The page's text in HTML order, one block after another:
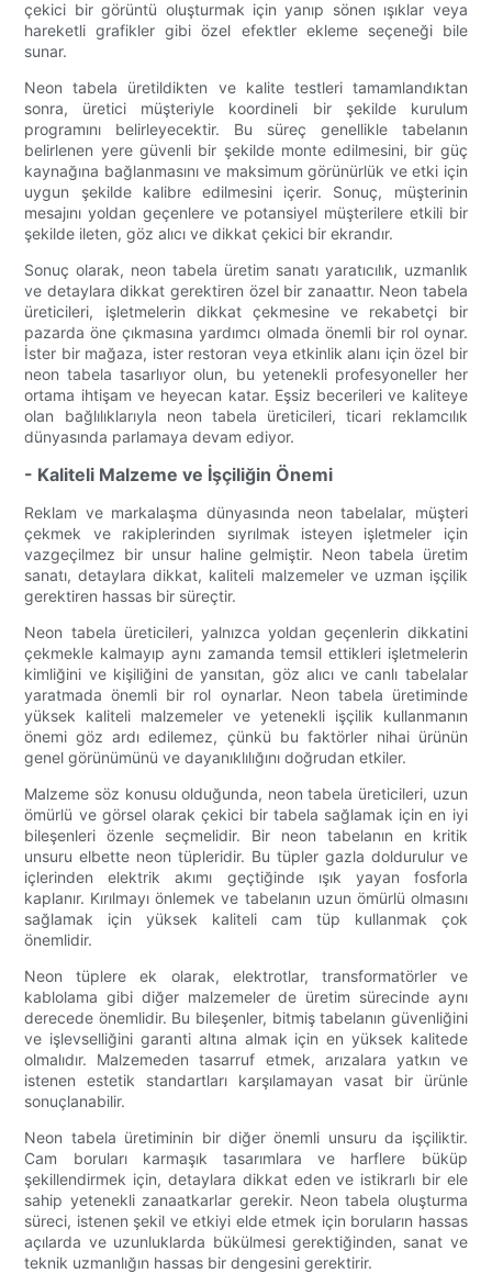
çekici bir görüntü oluşturmak için yanıp sönen ışıklar veya
hareketli grafikler gibi özel efektler ekleme seçeneği bile
sunar.
Neon tabela üretildikten ve kalite testleri tamamlandıktan
sonra, üretici müşteriyle koordineli bir şekilde kurulum
programını belirleyecektir. Bu süreç genellikle tabelanın
belirlenen yere güvenli bir şekilde monte edilmesini, bir güç
kaynağına bağlanmasını ve maksimum görünürlük ve etki için
uygun şekilde kalibre edilmesini içerir. Sonuç, müşterinin
mesajını yoldan geçenlere ve potansiyel müşterilere etkili bir
şekilde ileten, göz alıcı ve dikkat çekici bir ekrandır.
Sonuç olarak, neon tabela üretim sanatı yaratıcılık, uzmanlık
ve detaylara dikkat gerektiren özel bir zanaattır. Neon tabela
üreticileri, işletmelerin dikkat çekmesine ve rekabetçi bir
pazarda öne çıkmasına yardımcı olmada önemli bir rol oynar.
İster bir mağaza, ister restoran veya etkinlik alanı için özel bir
neon tabela tasarlıyor olun, bu yetenekli profesyoneller her
ortama ihtişam ve heyecan katar. Eşsiz becerileri ve kaliteye
olan bağlılıklarıyla neon tabela üreticileri, ticari reklamcılık
dünyasında parlamaya devam ediyor.
- Kaliteli Malzeme ve İşçiliğin Önemi
Reklam ve markalaşma dünyasında neon tabelalar, müşteri
çekmek ve rakiplerinden sıyrılmak isteyen işletmeler için
vazgeçilmez bir unsur haline gelmiştir. Neon tabela üretim
sanatı, detaylara dikkat, kaliteli malzemeler ve uzman işçilik
gerektiren hassas bir süreçtir.
Neon tabela üreticileri, yalnızca yoldan geçenlerin dikkatini
çekmekle kalmayıp aynı zamanda temsil ettikleri işletmelerin
kimliğini ve kişiliğini de yansıtan, göz alıcı ve canlı tabelalar
yaratmada önemli bir rol oynarlar. Neon tabela üretiminde
yüksek kaliteli malzemeler ve yetenekli işçilik kullanmanın
önemi göz ardı edilemez, çünkü bu faktörler nihai ürünün
genel görünümünü ve dayanıklılığını doğrudan etkiler.
Malzeme söz konusu olduğunda, neon tabela üreticileri, uzun
ömürlü ve görsel olarak çekici bir tabela sağlamak için en iyi
bileşenleri özenle seçmelidir. Bir neon tabelanın en kritik
unsuru elbette neon tüpleridir. Bu tüpler gazla doldurulur ve
içlerinden elektrik akımı geçtiğinde ışık yayan fosforla
kaplanır. Kırılmayı önlemek ve tabelanın uzun ömürlü olmasını
sağlamak için yüksek kaliteli cam tüp kullanmak çok
önemlidir.
Neon tüplere ek olarak, elektrotlar, transformatörler ve
kablolama gibi diğer malzemeler de üretim sürecinde aynı
derecede önemlidir. Bu bileşenler, bitmiş tabelanın güvenliğini
ve işlevselliğini garanti altına almak için en yüksek kalitede
olmalıdır. Malzemeden tasarruf etmek, arızalara yatkın ve
istenen estetik standartları karşılamayan vasat bir ürünle
sonuçlanabilir.
Neon tabela üretiminin bir diğer önemli unsuru da işçiliktir.
Cam boruları karmaşık tasarımlara ve harflere büküp
şekillendirmek için, detaylara dikkat eden ve istikrarlı bir ele
sahip yetenekli zanaatkarlar gerekir. Neon tabela oluşturma
süreci, istenen şekil ve etkiyi elde etmek için boruların hassas
açılarda ve uzunluklarda bükülmesi gerektiğinden, sanat ve
teknik uzmanlığın hassas bir dengesini gerektirir.